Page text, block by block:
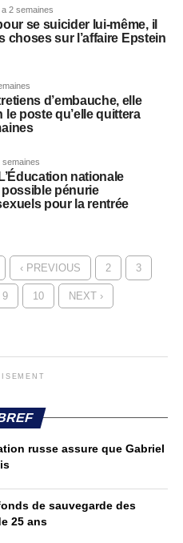
a 2 semaines
se suicider lui-même, il
choses sur l’affaire Epstein
d’embauche, elle
poste qu’elle quittera
semaines
nationale
possible pénurie
pour la rentrée
‹ PREVIOUS 2 3
9 10 NEXT ›
russe assure que Gabriel
de sauvegarde des
25 ans